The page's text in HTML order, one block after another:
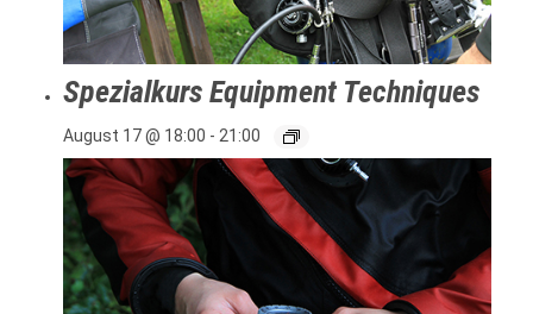
Spezialkurs Equipment Techniques
August 17 @ 18:00 - 21:00